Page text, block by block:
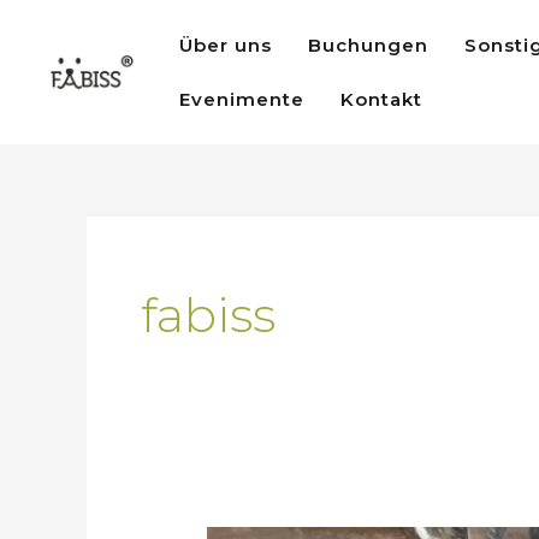
springen
Über uns Buchungen
Evenimente Kontakt
fabiss